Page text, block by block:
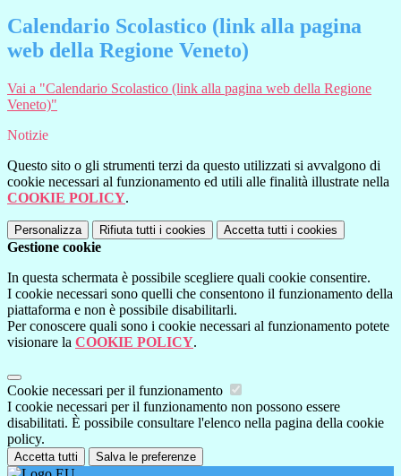
Calendario Scolastico (link alla pagina
web della Regione Veneto)
Vai a "Calendario Scolastico (link alla pagina web della Regione
Veneto)"
Notizie
Questo sito o gli strumenti terzi da questo utilizzati si avvalgono di
cookie necessari al funzionamento ed utili alle finalità illustrate nella
COOKIE POLICY.
Personalizza Rifiuta tutti i cookies Accetta tutti i cookies
Gestione cookie
In questa schermata è possibile scegliere quali cookie consentire.
I cookie necessari sono quelli che consentono il funzionamento della
piattaforma e non è possibile disabilitarli.
Per conoscere quali sono i cookie necessari al funzionamento potete
visionare la COOKIE POLICY.
Cookie necessari per il funzionamento
I cookie necessari per il funzionamento non possono essere
disabilitati. È possibile consultare l'elenco nella pagina della cookie
policy.
Accetta tutti Salva le preferenze